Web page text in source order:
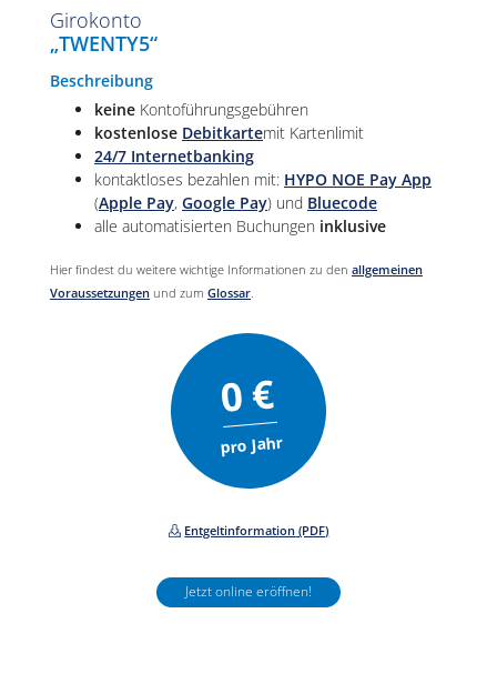
Girokonto
„TWENTY5“
Beschreibung
keine Kontoführungsgebühren
kostenlose Debitkartemit Kartenlimit
24/7 Internetbanking
kontaktloses bezahlen mit: HYPO NOE Pay App
(Apple Pay, Google Pay) und Bluecode
alle automatisierten Buchungen inklusive
Hier findest du weitere wichtige Informationen zu den allgemeinen
Voraussetzungen und zum Glossar.
0 €
pro Jahr
Entgeltinformation (PDF)
Jetzt online eröffnen!